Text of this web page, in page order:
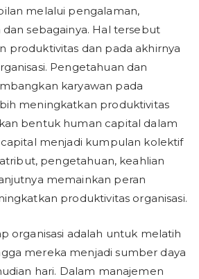
melalui pengalaman,
sebagainya. Hal tersebut
produktivitas dan pada akhirnya
Pengetahuan dan
karyawan pada
meningkatkan produktivitas
bentuk human capital dalam
capital menjadi kumpulan kolektif
pengetahuan, keahlian
memainkan peran
produktivitas organisasi.
organisasi adalah untuk melatih
mereka menjadi sumber daya
hari. Dalam manajemen